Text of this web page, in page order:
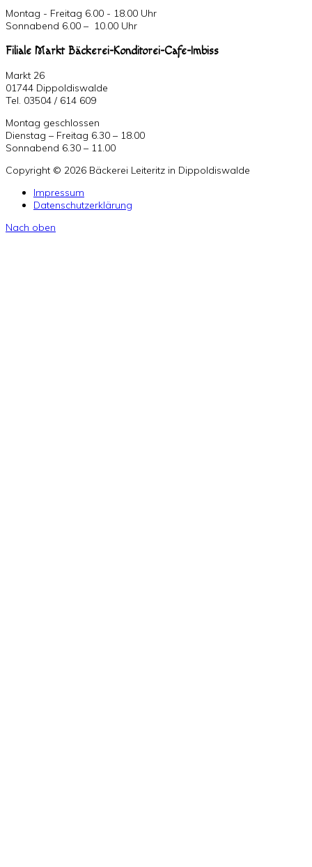
Montag - Freitag 6.00 - 18.00 Uhr
Sonnabend 6.00 – 10.00 Uhr
Filiale Markt Bäckerei-Konditorei-Cafe-Imbiss
Markt 26
01744 Dippoldiswalde
Tel. 03504 / 614 609
Montag geschlossen
Dienstag – Freitag 6.30 – 18.00
Sonnabend 6.30 – 11.00
Copyright © 2026 Bäckerei Leiteritz in Dippoldiswalde
Impressum
Datenschutzerklärung
Nach oben